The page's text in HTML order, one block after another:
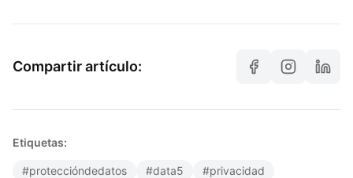
Compartir artículo:
Etiquetas:
#proteccióndedatos #data5 #privacidad